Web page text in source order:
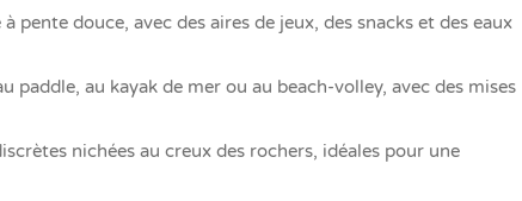
pente douce, avec des aires de jeux, des snacks et des eaux
paddle, au kayak de mer ou au beach-volley, avec des mises
nichées au creux des rochers, idéales pour une